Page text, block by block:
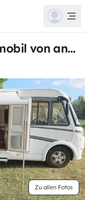
Vollintegriertes Wohnmobil von andre
Zu allen Fotos